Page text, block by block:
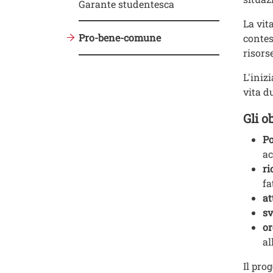
La
vita
Gli
Il
Garante studentesca
Pro-bene-comune